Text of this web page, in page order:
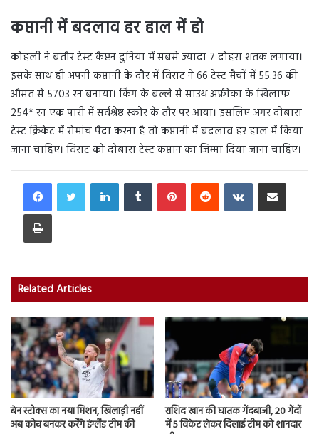
कप्तानी में बदलाव हर हाल में हो
कोहली ने बतौर टेस्ट कैप्टन दुनिया में सबसे ज्यादा 7 दोहरा शतक लगाया।
इसके साथ ही अपनी कप्तानी के दौर में विराट ने 66 टेस्ट मैचों में 55.36 की
औसत से 5703 रन बनाया। किंग के बल्ले से साउथ अफ्रीका के खिलाफ
254* रन एक पारी में सर्वश्रेष्ठ स्कोर के तौर पर आया। इसलिए अगर दोबारा
टेस्ट क्रिकेट में रोमांच पैदा करना है तो कप्तानी में बदलाव हर हाल में किया
जाना चाहिए। विराट को दोबारा टेस्ट कप्तान का जिम्मा दिया जाना चाहिए।
LinkedInTumblr PinterestReddit VKontakteShare via Email
Print
Related Articles
बेन स्टोक्स का नया मिशन, खिलाड़ी नहीं
अब कोच बनकर करेंगे इंग्लैंड टीम की
राशिद खान की घातक गेंदबाजी, 20 गेंदों
में 5 विकेट लेकर दिलाई टीम को शानदार